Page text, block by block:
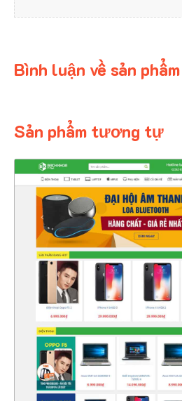
Bình luận về sản phẩm
Sản phẩm tương tự
CHI TIẾT